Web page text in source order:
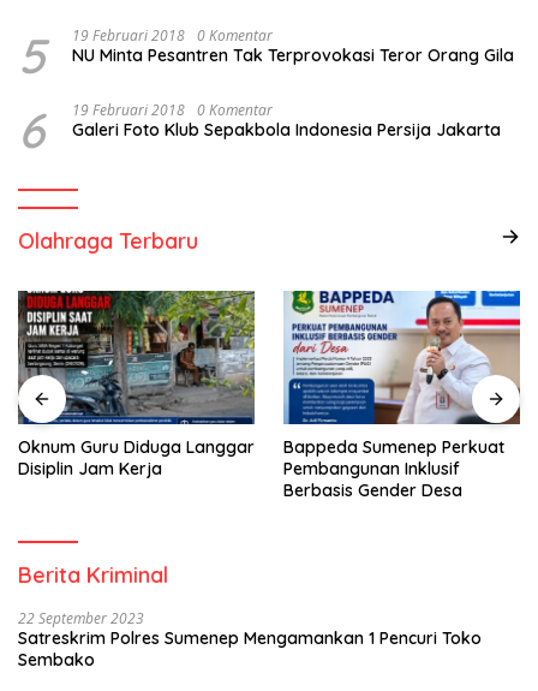
5 19 Februari 2018 0 Komentar
NU Minta Pesantren Tak Terprovokasi Teror Orang Gila
6 19 Februari 2018 0 Komentar
Galeri Foto Klub Sepakbola Indonesia Persija Jakarta
Olahraga Terbaru
Oknum Guru Diduga Langgar
Disiplin Jam Kerja
Bappeda Sumenep Perkuat
Pembangunan Inklusif
Berbasis Gender Desa
Berita Kriminal
22 September 2023
Satreskrim Polres Sumenep Mengamankan 1 Pencuri Toko
Sembako